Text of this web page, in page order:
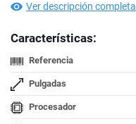
Ver descripción completa
Características:
Referencia
Pulgadas
Procesador